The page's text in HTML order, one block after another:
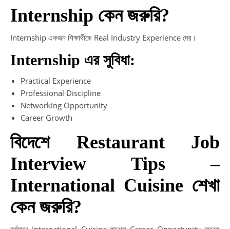
Internship কেন জরুরি?
Internship একজন শিক্ষার্থীকে Real Industry Experience দেয়।
Internship এর সুবিধা:
Practical Experience
Professional Discipline
Networking Opportunity
Career Growth
বিদেশে Restaurant Job
Interview Tips –
International Cuisine শেখা
কেন জরুরি?